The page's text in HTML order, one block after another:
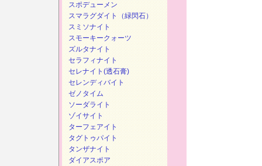
スポデューメン
スマラグダイト（緑閃石）
スミソナイト
スモーキークォーツ
ズルタナイト
セラフィナイト
セレナイト(透石膏)
セレンディバイト
ゼノタイム
ソーダライト
ゾイサイト
ターフェアイト
タグトゥパイト
タンザナイト
ダイアスポア